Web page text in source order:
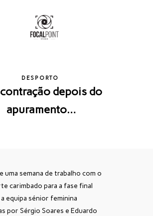
DESPORTO
depois do
apuramento…
uma semana de trabalho com o
carimbado para a fase final
equipa sénior feminina
por Sérgio Soares e Eduardo